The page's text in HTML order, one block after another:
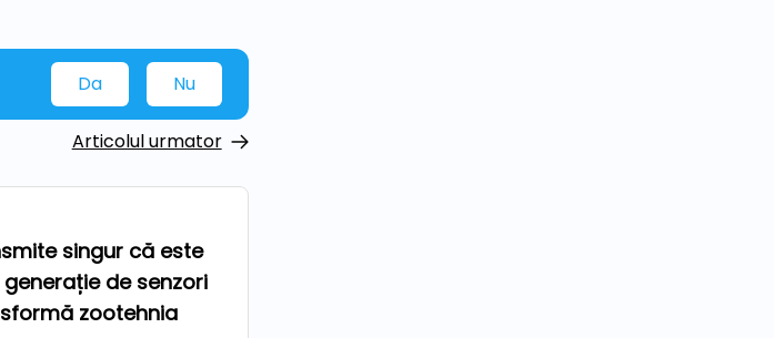
Da Nu
Articolul urmator
singur că este
de senzori
zootehnia